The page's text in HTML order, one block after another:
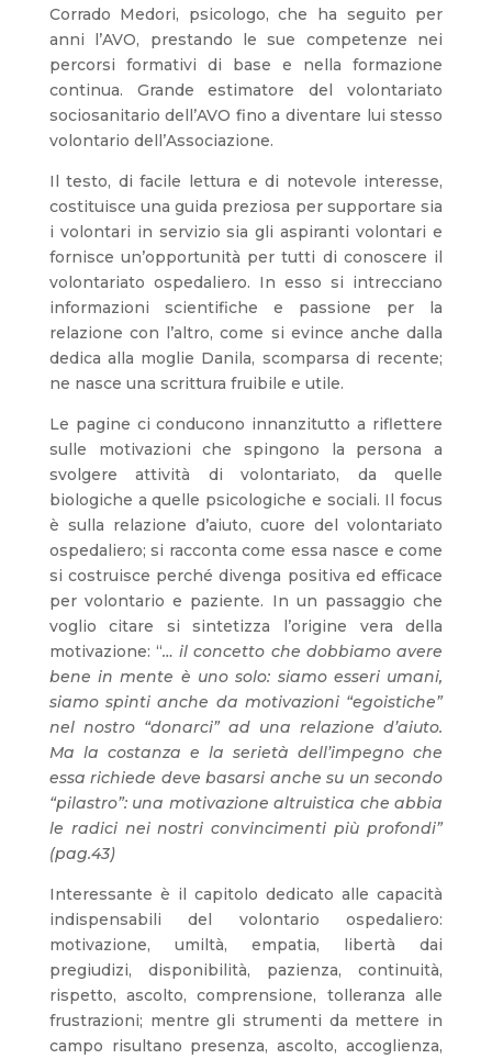
Corrado Medori, psicologo, che ha seguito per
anni l’AVO, prestando le sue competenze nei
percorsi formativi di base e nella formazione
continua. Grande estimatore del volontariato
sociosanitario dell’AVO fino a diventare lui stesso
volontario dell’Associazione.
Il testo, di facile lettura e di notevole interesse,
costituisce una guida preziosa per supportare sia
i volontari in servizio sia gli aspiranti volontari e
fornisce un’opportunità per tutti di conoscere il
volontariato ospedaliero. In esso si intrecciano
informazioni scientifiche e passione per la
relazione con l’altro, come si evince anche dalla
dedica alla moglie Danila, scomparsa di recente;
ne nasce una scrittura fruibile e utile.
Le pagine ci conducono innanzitutto a riflettere
sulle motivazioni che spingono la persona a
svolgere attività di volontariato, da quelle
biologiche a quelle psicologiche e sociali. Il focus
è sulla relazione d’aiuto, cuore del volontariato
ospedaliero; si racconta come essa nasce e come
si costruisce perché divenga positiva ed efficace
per volontario e paziente. In un passaggio che
voglio citare si sintetizza l’origine vera della
motivazione: “… il concetto che dobbiamo avere
bene in mente è uno solo: siamo esseri umani,
siamo spinti anche da motivazioni “egoistiche”
nel nostro “donarci” ad una relazione d’aiuto.
Ma la costanza e la serietà dell’impegno che
essa richiede deve basarsi anche su un secondo
“pilastro”: una motivazione altruistica che abbia
le radici nei nostri convincimenti più profondi”
(pag.43)
Interessante è il capitolo dedicato alle capacità
indispensabili del volontario ospedaliero:
motivazione, umiltà, empatia, libertà dai
pregiudizi, disponibilità, pazienza, continuità,
rispetto, ascolto, comprensione, tolleranza alle
frustrazioni; mentre gli strumenti da mettere in
campo risultano presenza, ascolto, accoglienza,